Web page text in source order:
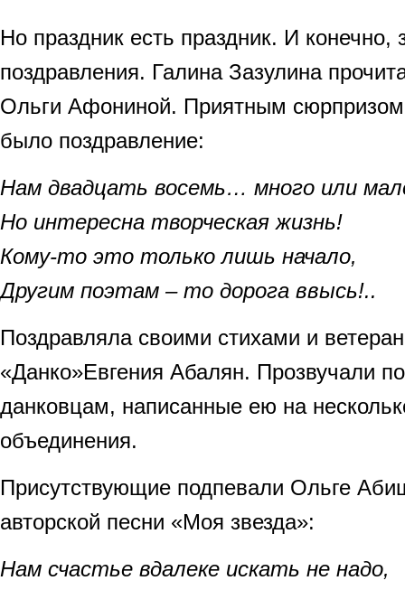
Но праздник есть праздник. И конечно,
поздравления. Галина Зазулина
Ольги Афониной. Приятным
было поздравление:
Нам двадцать восемь… много или
Но интересна творческая жизнь!
Кому-то это только лишь начало,
Другим поэтам – то дорога ввысь!..
Поздравляла своими стихами и
«Данко»Евгения Абалян. Прозвучали
данковцам, написанные ею на
объединения.
Присутствующие подпевали Ольге
авторской песни «Моя звезда»:
Нам счастье вдалеке искать не надо,